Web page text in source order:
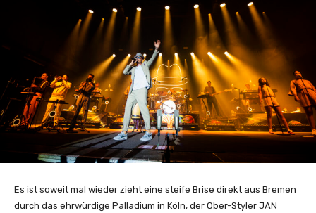
Es ist soweit mal wieder zieht eine steife Brise direkt aus Bremen
durch das ehrwürdige Palladium in Köln, der Ober-Styler JAN